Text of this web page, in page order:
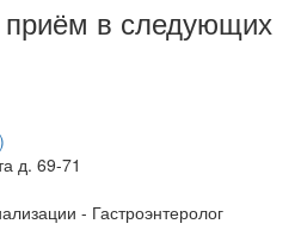
приём в следующих
д. 69-71
- Гастроэнтеролог